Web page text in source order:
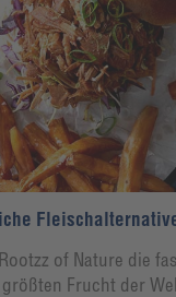
of Nature die
Frucht der